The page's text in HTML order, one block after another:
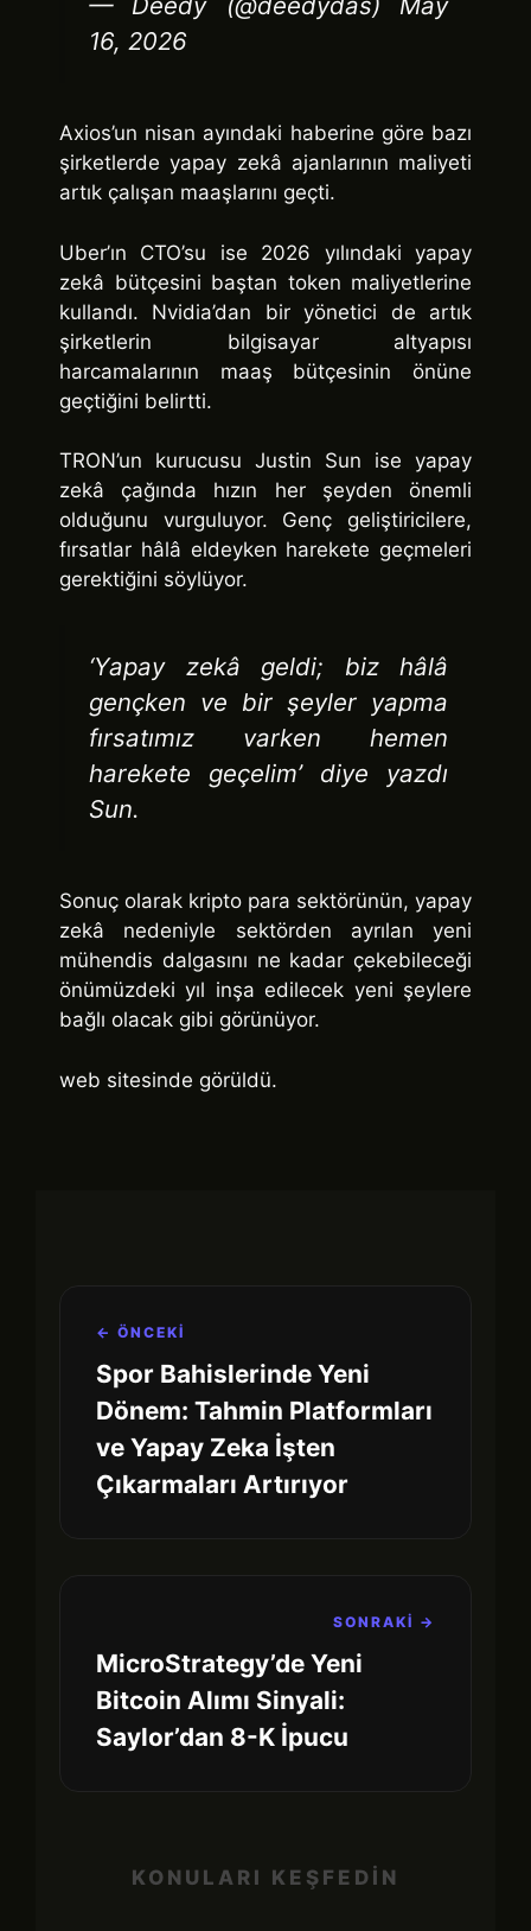
16, 2026
Axios’un nisan ayındaki haberine göre bazı
şirketlerde yapay zekâ ajanlarının maliyeti
artık çalışan maaşlarını geçti.
Uber’ın CTO’su ise 2026 yılındaki yapay
zekâ bütçesini baştan token maliyetlerine
kullandı. Nvidia’dan bir yönetici de artık
şirketlerin bilgisayar altyapısı
harcamalarının maaş bütçesinin önüne
geçtiğini belirtti.
TRON’un kurucusu Justin Sun ise yapay
zekâ çağında hızın her şeyden önemli
olduğunu vurguluyor. Genç geliştiricilere,
fırsatlar hâlâ eldeyken harekete geçmeleri
gerektiğini söylüyor.
‘Yapay zekâ geldi; biz hâlâ
gençken ve bir şeyler yapma
fırsatımız varken hemen
harekete geçelim’ diye yazdı
Sun.
Sonuç olarak kripto para sektörünün, yapay
zekâ nedeniyle sektörden ayrılan yeni
mühendis dalgasını ne kadar çekebileceği
önümüzdeki yıl inşa edilecek yeni şeylere
bağlı olacak gibi görünüyor.
web sitesinde görüldü.
← ÖNCEKİ
Spor Bahislerinde Yeni
Dönem: Tahmin Platformları
ve Yapay Zeka İşten
Çıkarmaları Artırıyor
SONRAKİ →
MicroStrategy’de Yeni
Bitcoin Alımı Sinyali:
Saylor’dan 8-K İpucu
KONULARI KEŞFEDİN